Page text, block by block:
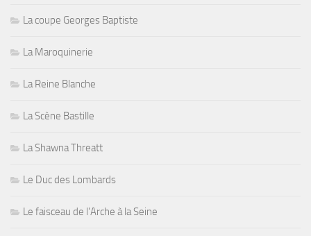
La coupe Georges Baptiste
La Maroquinerie
La Reine Blanche
La Scène Bastille
La Shawna Threatt
Le Duc des Lombards
Le faisceau de l'Arche à la Seine